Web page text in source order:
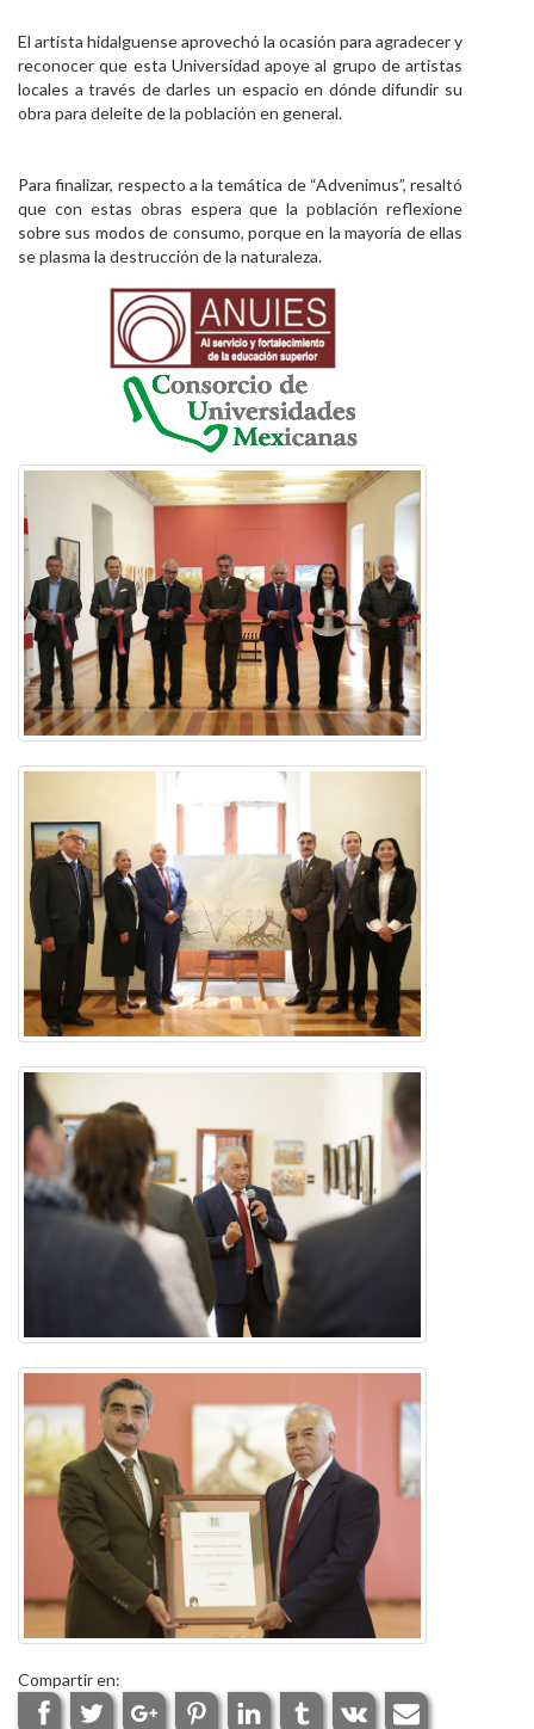
El artista hidalguense aprovechó la ocasión para agradecer y
reconocer que esta Universidad apoye al grupo de artistas
locales a través de darles un espacio en dónde difundir su
obra para deleite de la población en general.
Para finalizar, respecto a la temática de “Advenimus”, resaltó
que con estas obras espera que la población reflexione
sobre sus modos de consumo, porque en la mayoría de ellas
se plasma la destrucción de la naturaleza.
Compartir en: